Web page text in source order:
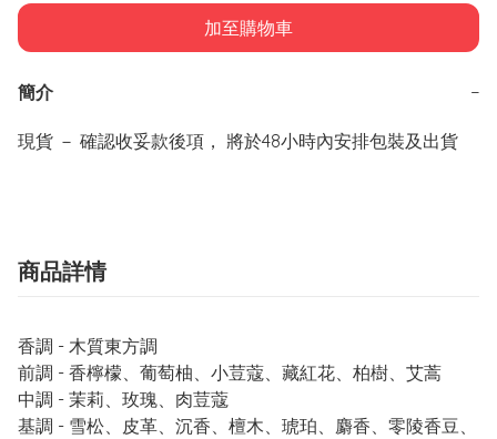
加至購物車
簡介 −
商品詳情
香調 - 木質東方調
前調 - 香檸檬、葡萄柚、小荳蔻、藏紅花、柏樹、艾蒿
中調 - 茉莉、玫瑰、肉荳蔻
基調 - 雪松、皮革、沉香、檀木、琥珀、麝香、零陵香豆、